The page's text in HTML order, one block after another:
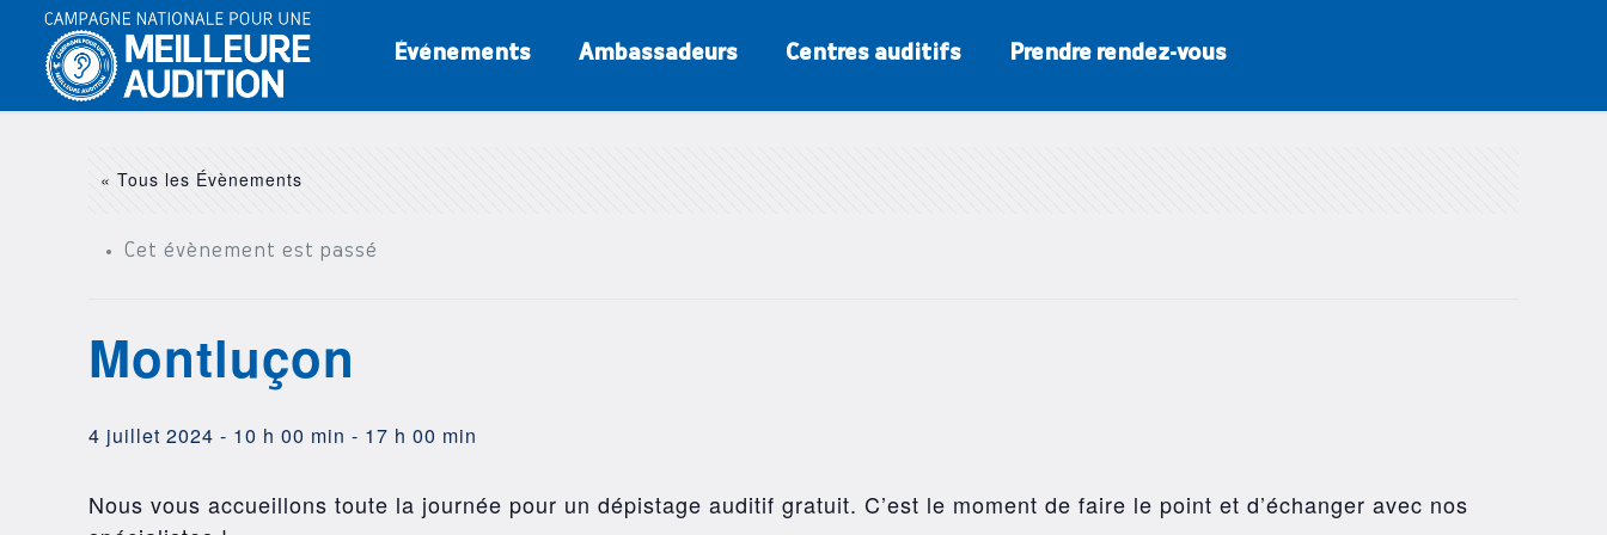
Événements Ambassadeurs Centres auditifs Prendre rendez-vous
« Tous les Évènements
Cet évènement est passé
Montluçon
4 juillet 2024 - 10 h 00 min - 17 h 00 min
Nous vous accueillons toute la journée pour un dépistage auditif gratuit. C’est le moment de faire le point et d’échanger avec nos